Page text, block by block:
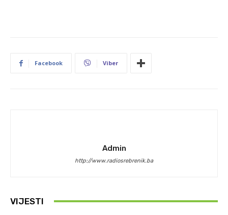
Facebook Viber
Admin
http://www.radiosrebrenik.ba
VIJESTI